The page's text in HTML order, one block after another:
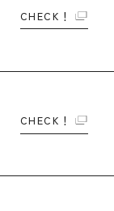
CHECK！
CHECK！